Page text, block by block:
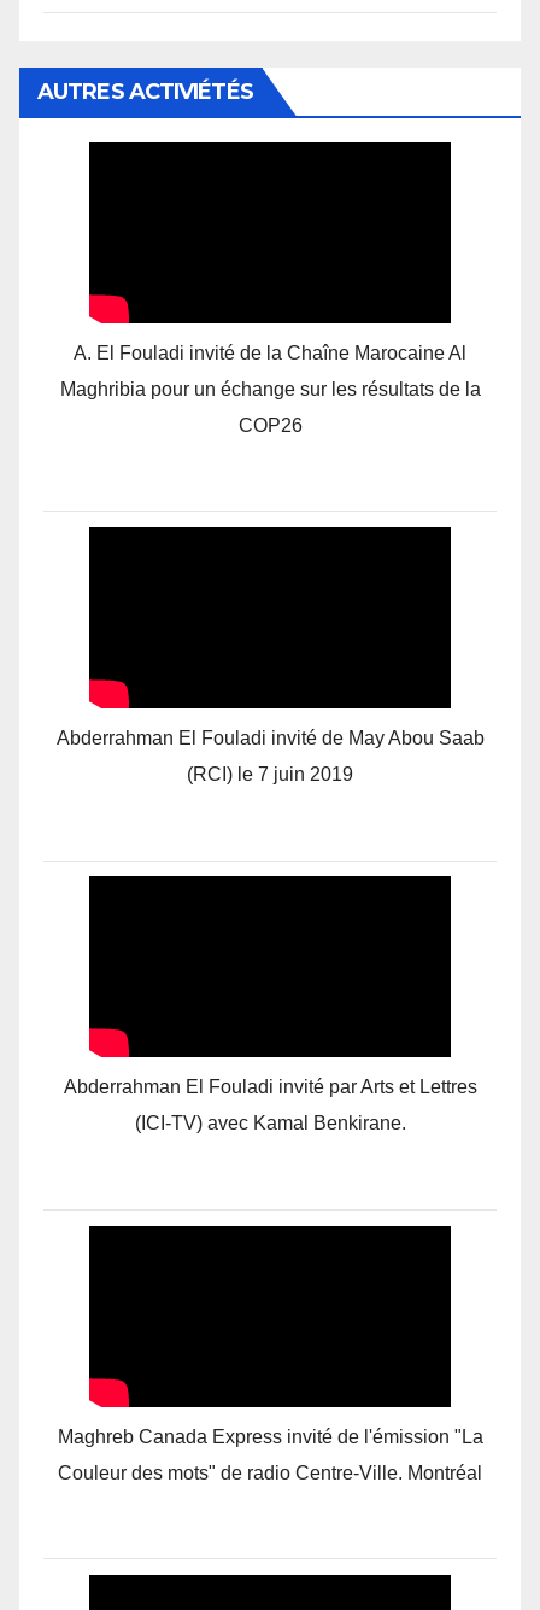
AUTRES ACTIVIÉTÉS
A. El Fouladi invité de la Chaîne Marocaine Al
Maghribia pour un échange sur les résultats de la
COP26
Abderrahman El Fouladi invité de May Abou Saab
(RCI) le 7 juin 2019
Abderrahman El Fouladi invité par Arts et Lettres
(ICI-TV) avec Kamal Benkirane.
Maghreb Canada Express invité de l'émission "La
Couleur des mots" de radio Centre-Ville. Montréal